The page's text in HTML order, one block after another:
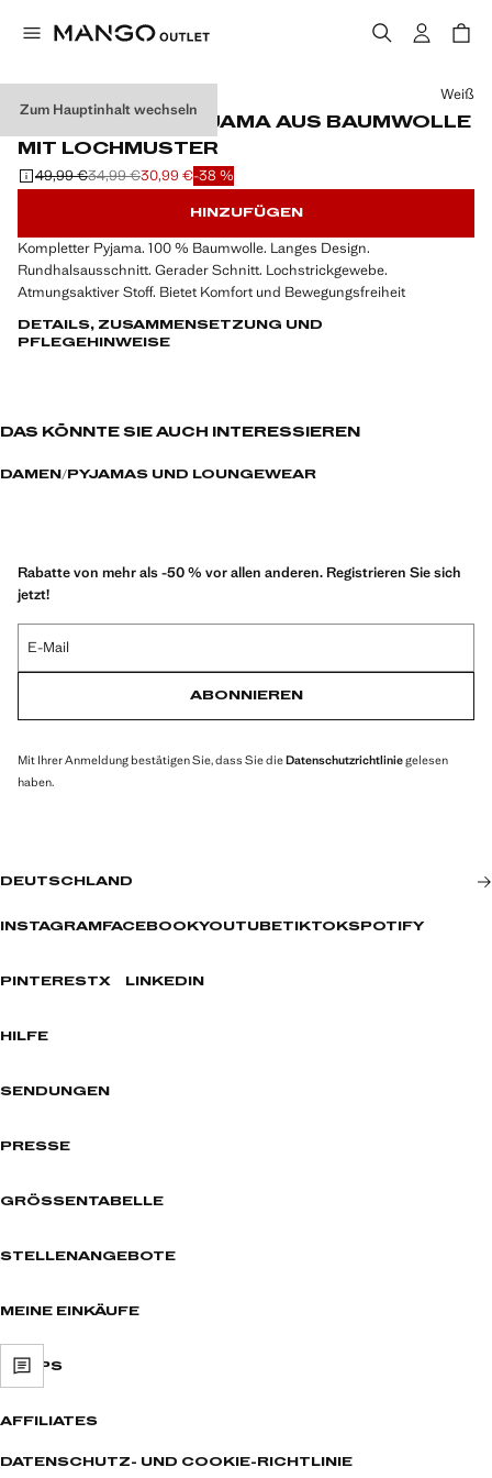
Zum Hauptinhalt wechseln
ZWEITEILIGES PYJAMA AUS BAUMWOLLE
MIT LOCHMUSTER
Ausgangspreis durchgestrichen [49,99 € ]
49,99 €
Zweiter Preis durchgestrichen [34,99 € ]
34,99 €
Aktueller Preis [30,99 € ]
30,99 €-38 %
Wählen Sie eine Farbe
Weiß
HINZUFÜGEN
Kompletter Pyjama. 100 % Baumwolle. Langes Design.
Rundhalsausschnitt. Gerader Schnitt. Lochstrickgewebe.
Atmungsaktiver Stoff. Bietet Komfort und Bewegungsfreiheit
DETAILS, ZUSAMMENSETZUNG UND
PFLEGEHINWEISE
DAS KÖNNTE SIE AUCH INTERESSIEREN
DAMEN PYJAMAS UND LOUNGEWEAR
Rabatte von mehr als -50 % vor allen anderen. Registrieren Sie sich
jetzt!
E-Mail
ABONNIEREN
Mit Ihrer Anmeldung bestätigen Sie, dass Sie dieDatenschutzrichtliniegelesen
haben.
DEUTSCHLAND
INSTAGRAM FACEBOOKYOUTUBETIKTOKSPOTIFY
PINTERESTX LINKEDIN
HILFE
SENDUNGEN
PRESSE
GRÖSSENTABELLE
STELLENANGEBOTE
MEINE EINKÄUFE
SHOPS
AFFILIATES
DATENSCHUTZ- UND COOKIE-RICHTLINIE